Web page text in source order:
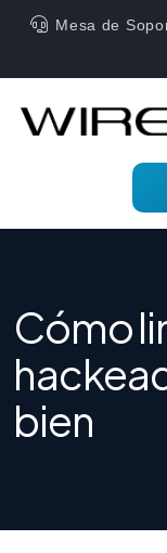
Mesa de
Cómo
bien